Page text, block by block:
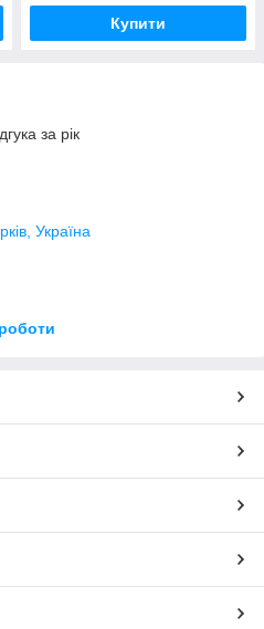
Купити
за рік
Україна